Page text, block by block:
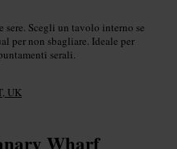
Scegli un tavolo interno se
per non sbagliare. Ideale per
serali.
UK
Wharf